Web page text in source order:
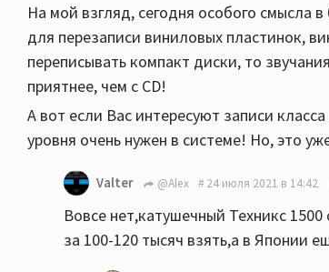
На мой взгляд, сегодня особого смысла
для перезаписи виниловых пластинок,
переписывать компакт диски, то
приятнее, чем с CD!
А вот если Вас интересуют записи
уровня очень нужен в системе! Но, это
Valter @Alex 24 июля 2021 в 14:42
Вовсе нет,катушечный Техникс
за 100-120 тысяч взять,а в Японии